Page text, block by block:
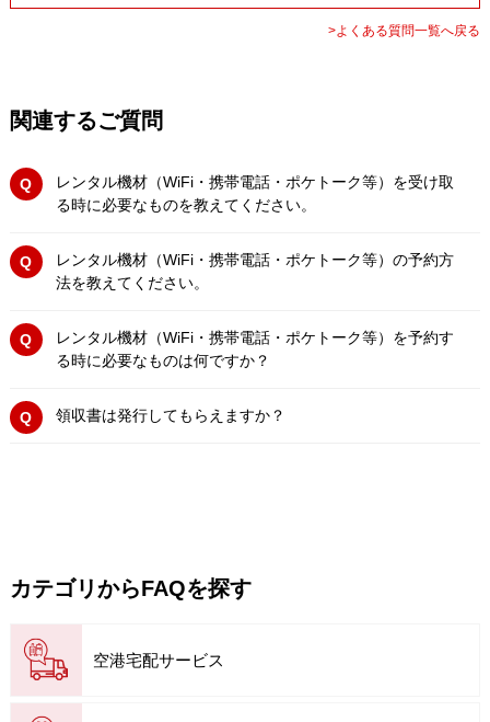
>よくある質問一覧へ戻る
関連するご質問
レンタル機材（WiFi・携帯電話・ポケトーク等）を受け取
る時に必要なものを教えてください。
レンタル機材（WiFi・携帯電話・ポケトーク等）の予約方
法を教えてください。
レンタル機材（WiFi・携帯電話・ポケトーク等）を予約す
る時に必要なものは何ですか？
領収書は発行してもらえますか？
カテゴリからFAQを探す
空港宅配サービス